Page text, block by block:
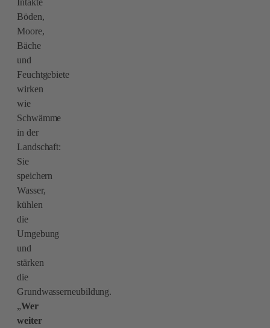
Intakte
Böden,
Moore,
Bäche
und
Feuchtgebiete
wirken
wie
Schwämme
in der
Landschaft:
Sie
speichern
Wasser,
kühlen
die
Umgebung
und
stärken
die
Grundwasserneubildung.
„Wer
weiter